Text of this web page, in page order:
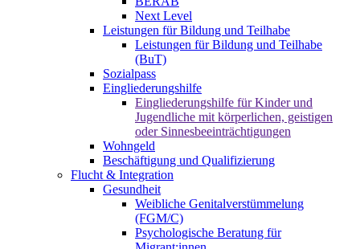
Next Level
Leistungen für Bildung und Teilhabe
Leistungen für Bildung und Teilhabe
(BuT)
Sozialpass
Eingliederungshilfe
Eingliederungshilfe für Kinder und
Jugendliche mit körperlichen, geistigen
oder Sinnesbeeinträchtigungen
Wohngeld
Beschäftigung und Qualifizierung
Flucht & Integration
Gesundheit
Weibliche Genitalverstümmelung
(FGM/C)
Psychologische Beratung für